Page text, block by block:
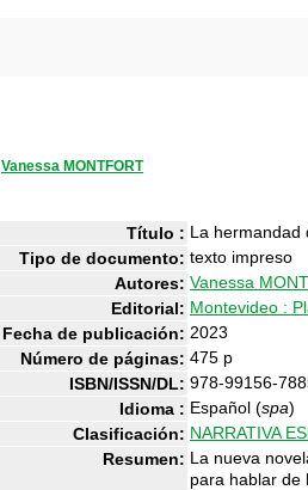
Vanessa MONTFORT
Título : La hermandad
Tipo de documento: texto impreso
Autores: Vanessa
Editorial: Montevideo :
Fecha de publicación: 2023
Número de páginas: 475 p
ISBN/ISSN/DL: 978-99156-
Idioma : Español (spa)
Clasificación: NARRATIVA
Resumen: La nueva
para hablar de